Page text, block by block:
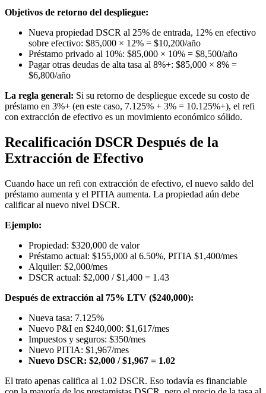
Objetivos de retorno del despliegue:
Nueva propiedad DSCR al 25% de entrada, 12% en efectivo
sobre efectivo: $85,000 × 12% = $10,200/año
Préstamo privado al 10%: $85,000 × 10% = $8,500/año
Pagar otras deudas de alta tasa al 8%+: $85,000 × 8% =
$6,800/año
La regla general: Si su retorno de despliegue excede su costo de
préstamo en 3%+ (en este caso, 7.125% + 3% = 10.125%+), el refi
con extracción de efectivo es un movimiento económico sólido.
Recalificación DSCR Después de la
Extracción de Efectivo
Cuando hace un refi con extracción de efectivo, el nuevo saldo del
préstamo aumenta y el PITIA aumenta. La propiedad aún debe
calificar al nuevo nivel DSCR.
Ejemplo:
Propiedad: $320,000 de valor
Préstamo actual: $155,000 al 6.50%, PITIA $1,400/mes
Alquiler: $2,000/mes
DSCR actual: $2,000 / $1,400 = 1.43
Después de extracción al 75% LTV ($240,000):
Nueva tasa: 7.125%
Nuevo P&I en $240,000: $1,617/mes
Impuestos y seguros: $350/mes
Nuevo PITIA: $1,967/mes
Nuevo DSCR: $2,000 / $1,967 = 1.02
El trato apenas califica al 1.02 DSCR. Eso todavía es financiable